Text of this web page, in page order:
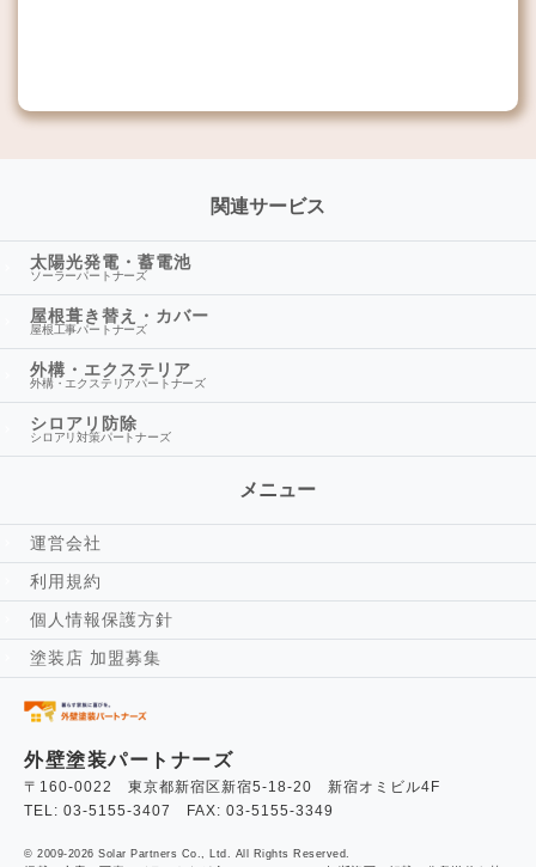
外壁塗装パートナーズ
〒160-0022 東京都新宿区新宿5-18-20 新宿オミビル4F
TEL: 03-5155-3407 FAX: 03-5155-3349
運営会社
利用規約
個人情報保護方針
塗装店 加盟募集
関連サービス
太陽光発電・蓄電池
ソーラーパートナーズ
屋根葺き替え・カバー
屋根工事パートナーズ
外構・エクステリア
外構・エクステリアパートナーズ
シロアリ防除
シロアリ対策パートナーズ
メニュー
© 2009-2026 Solar Partners Co., Ltd. All Rights Reserved.